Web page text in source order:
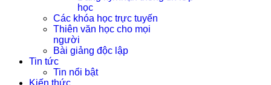
học
Các khóa học trực tuyến
Thiên văn học cho mọi
người
Bài giảng độc lập
Tin tức
Tin nổi bật
Kiến thức